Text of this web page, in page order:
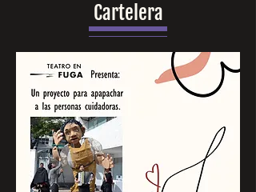
Cartelera